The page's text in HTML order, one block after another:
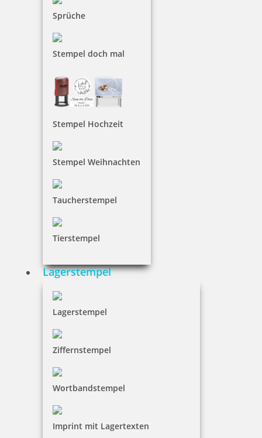
Sprüche
Stempel doch mal
Stempel Hochzeit
Stempel Weihnachten
Taucherstempel
Tierstempel
Lagerstempel
Lagerstempel
Ziffernstempel
Wortbandstempel
Imprint mit Lagertexten
inkl. 19 % Mwst.
Bestellen